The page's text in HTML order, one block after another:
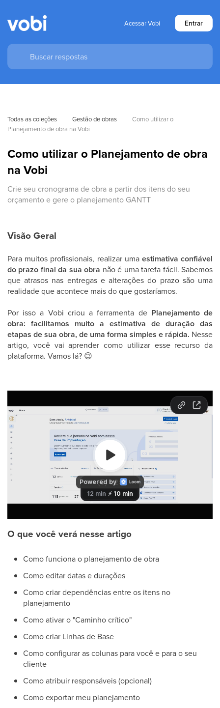
Acessar Vobi Entrar
Todas as coleções Gestão de obras
Como utilizar o
Planejamento de obra na Vobi
Como utilizar o Planejamento de obra
na Vobi
Crie seu cronograma de obra a partir dos itens do seu
orçamento e gere o planejamento GANTT
Visão Geral
Para muitos profissionais, realizar uma estimativa confiável
do prazo final da sua obra não é uma tarefa fácil. Sabemos
que atrasos nas entregas e alterações do prazo são uma
realidade que acontece mais do que gostaríamos.
Por isso a Vobi criou a ferramenta de Planejamento de
obra: facilitamos muito a estimativa de duração das
etapas de sua obra, de uma forma simples e rápida. Nesse
artigo, você vai aprender como utilizar esse recurso da
plataforma. Vamos lá? 😉
O que você verá nesse artigo
Como funciona o planejamento de obra
Como editar datas e durações
Como criar dependências entre os itens no
planejamento
Como ativar o "Caminho crítico"
Como criar Linhas de Base
Como configurar as colunas para você e para o seu
cliente
Como atribuir responsáveis (opcional)
Como exportar meu planejamento